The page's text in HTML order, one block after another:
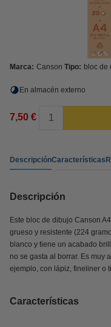
Marca: Canson Tipo: bloc de
En almacén externo
7,50 €
DescripciónCaracterísticas
Descripción
Este bloc de dibujo Canson
grueso y resistente (224
blanco y tiene un acabado
no se gasta al borrar. Es muy
ejemplo, con lápiz, fineliner o
Características